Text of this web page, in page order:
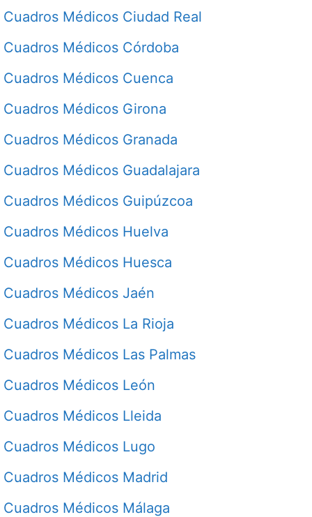
Cuadros Médicos Ciudad Real
Cuadros Médicos Córdoba
Cuadros Médicos Cuenca
Cuadros Médicos Girona
Cuadros Médicos Granada
Cuadros Médicos Guadalajara
Cuadros Médicos Guipúzcoa
Cuadros Médicos Huelva
Cuadros Médicos Huesca
Cuadros Médicos Jaén
Cuadros Médicos La Rioja
Cuadros Médicos Las Palmas
Cuadros Médicos León
Cuadros Médicos Lleida
Cuadros Médicos Lugo
Cuadros Médicos Madrid
Cuadros Médicos Málaga